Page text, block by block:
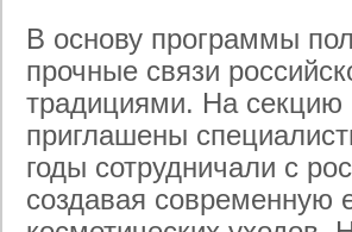
В основу программы
прочные связи
традициями. На
приглашены
годы сотрудничали с
создавая современную